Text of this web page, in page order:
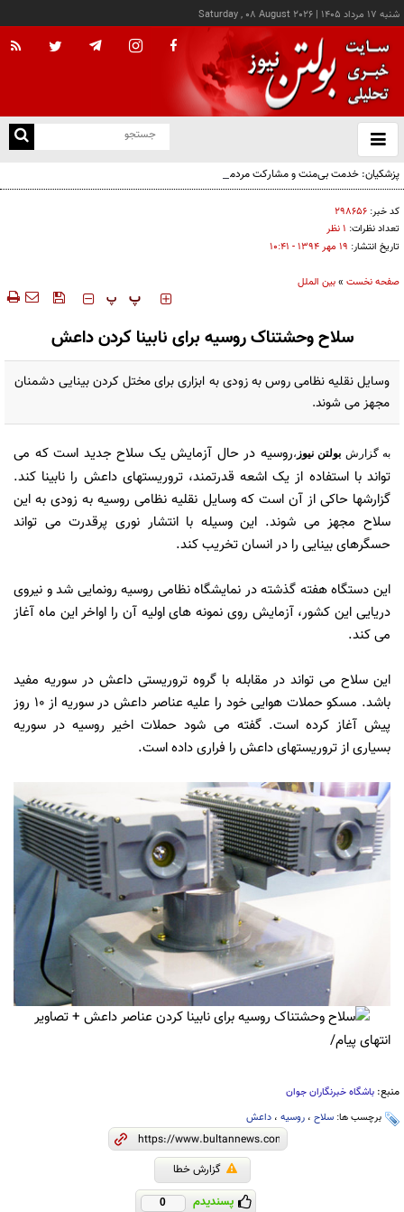
شنبه ۱۷ مرداد ۱۴۰۵ |
Saturday , 08 August 2026
باز
و
پزشکیان: خدمت بی‌منت و مشارکت مردمی، پایه حل مشکلات کشور است
کد خبر: ۲۹۸۶۵۶
تعداد نظرات: ۱ نظر
تاریخ انتشار: ۱۹ مهر ۱۳۹۴ - ۱۰:۴۱
صفحه نخست »بین الملل
‍‍‍ پ پ
سلاح وحشتناک روسیه برای نابینا کردن داعش
وسایل نقلیه نظامی روس به زودی به ابزاری برای مختل کردن بینایی دشمنان
مجهز می شوند.
به گزارش بولتن نیوز ،روسیه در حال آزمایش یک سلاح جدید است که می
تواند با استفاده از یک اشعه قدرتمند، تروریستهای داعش را نابینا کند.
گزارشها حاکی از آن است که وسایل نقلیه نظامی روسیه به زودی به این
سلاح مجهز می شوند. این وسیله با انتشار نوری پرقدرت می تواند
حسگرهای بینایی را در انسان تخریب کند.
این دستگاه هفته گذشته در نمایشگاه نظامی روسیه رونمایی شد و نیروی
دریایی این کشور، آزمایش روی نمونه های اولیه آن را اواخر این ماه آغاز
می کند.
این سلاح می تواند در مقابله با گروه تروریستی داعش در سوریه مفید
باشد. مسکو حملات هوایی خود را علیه عناصر داعش در سوریه از 10 روز
پیش آغاز کرده است. گفته می شود حملات اخیر روسیه در سوریه
بسیاری از تروریستهای داعش را فراری داده است.
انتهای پیام/
منبع: باشگاه خبرنگاران جوان
برچسب ها: سلاح ، روسیه ، داعش
گزارش خطا
پسندیدم 0